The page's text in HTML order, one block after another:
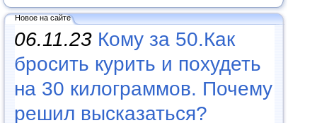
Новое на сайте
06.11.23 Кому за 50.Как
бросить курить и похудеть
на 30 килограммов. Почему
решил высказаться?